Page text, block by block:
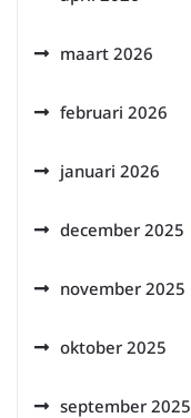
maart 2026
februari 2026
januari 2026
december 2025
november 2025
oktober 2025
september 2025